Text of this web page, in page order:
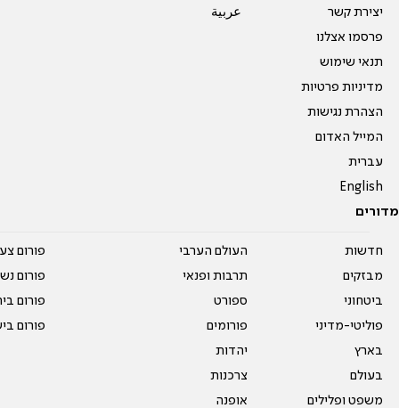
יצירת קשר
פרסמו אצלנו
תנאי שימוש
מדיניות פרטיות
הצהרת נגישות
המייל האדום
עברית
English
عربية
מדורים
חדשות
מבזקים
ביטחוני
פוליטי-מדיני
בארץ
בעולם
משפט ופלילים
העולם הערבי
תרבות ופנאי
ספורט
פורומים
יהדות
צרכנות
אופנה
פורום
פורום
פורום
פורום